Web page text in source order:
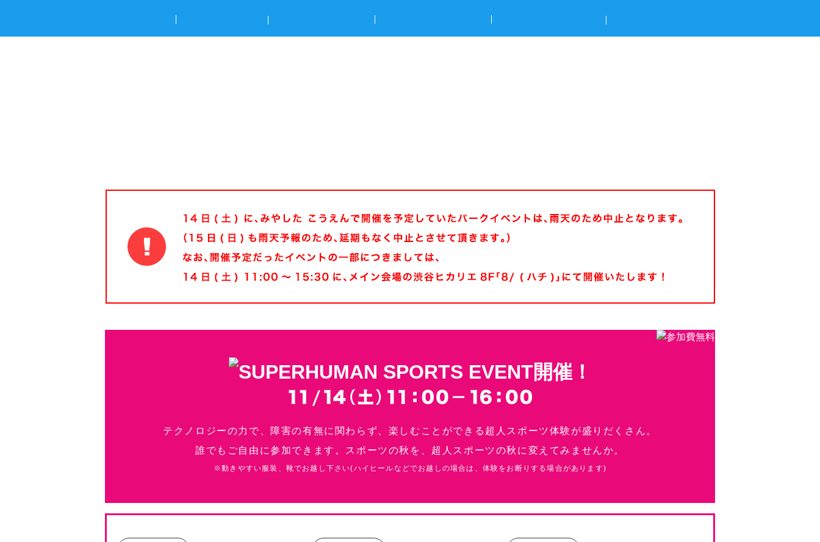
テクノロジーの力で、障害の有無に関わらず、楽しむことができる超人スポーツ体験が盛りだくさん。
誰でもご自由に参加できます。スポーツの秋を、超人スポーツの秋に変えてみませんか。
※動きやすい服装、靴でお越し下さい(ハイヒールなどでお越しの場合は、体験をお断りする場合があります)